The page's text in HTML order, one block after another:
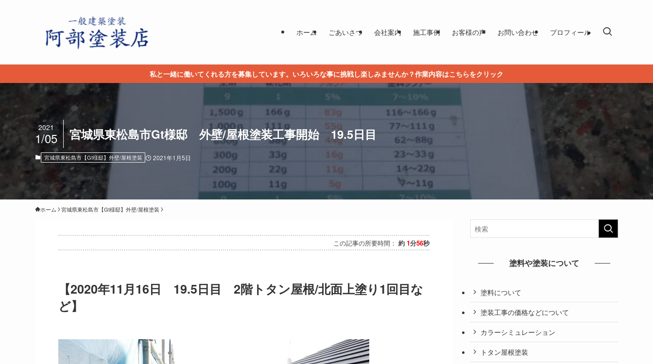
ホーム ごあいさつ 会社案内 施工事例 お客様の声 お問い合わせ プロフィール
私と一緒に働いてくれる方を募集しています。いろいろな事に挑戦し楽しみませんか？作業内容はこちらをクリック
宮城県東松島市Gt様邸 外壁/屋根塗装工事開始 19.5日目
2021
1/05
宮城県東松島市【Gt様邸】外壁/屋根塗装 2021年1月5日
ホーム 宮城県東松島市【Gt様邸】外壁/屋根塗装
この記事の所要時間： 約 1分56秒
【2020年11月16日 19.5日目 2階トタン屋根/北面上塗り1回目な
ど】
塗料や塗装について
塗料について
塗装工事の価格などについて
カラーシミュレーション
トタン屋根塗装